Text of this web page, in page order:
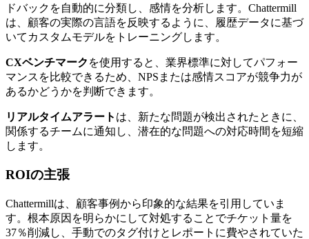
ドバックを自動的に分類し、感情を分析します。Chattermill
は、顧客の実際の言語を反映するように、履歴データに基づ
いてカスタムモデルをトレーニングします。
CXベンチマーク を使用すると、業界標準に対してパフォー
マンスを比較できるため、NPSまたは感情スコアが競争力が
あるかどうかを判断できます。
リアルタイムアラート は、新たな問題が検出されたときに、
関係するチームに通知し、潜在的な問題への対応時間を短縮
します。
ROIの主張
Chattermillは、顧客事例から印象的な結果を引用していま
す。根本原因を明らかにして対処することでチケット量を
37％削減し、手動でのタグ付けとレポートに費やされていた